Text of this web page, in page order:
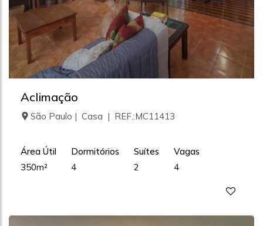
Aclimação
São Paulo | Casa | REF.:MC11413
Área Útil
350m²
Dormitórios
4
Suítes
2
Vagas
4